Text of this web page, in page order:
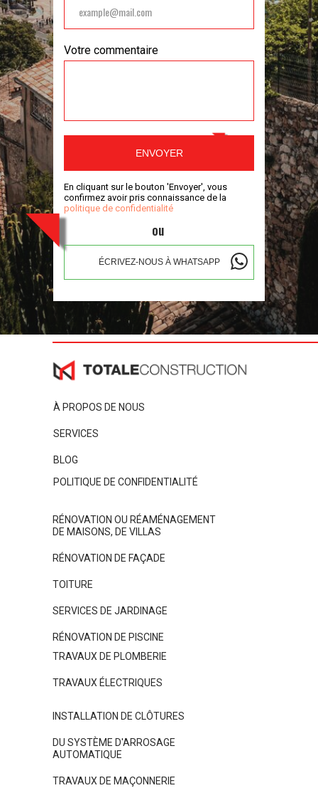
ou
Votre commentaire
ENVOYER
En cliquant sur le bouton 'Envoyer', vous
confirmez avoir pris connaissance de la
politique de confidentialité
ÉCRIVEZ-NOUS À WHATSAPP
À PROPOS DE NOUS
BLOG
POLITIQUE DE CONFIDENTIALITÉ
SERVICES
TOITURE
RÉNOVATION OU RÉAMÉNAGEMENT
DE MAISONS, DE VILLAS
SERVICES DE JARDINAGE
RÉNOVATION DE FAÇADE
RÉNOVATION DE PISCINE
INSTALLATION DE CLÔTURES
DU SYSTÈME D'ARROSAGE
AUTOMATIQUE
TRAVAUX DE MAÇONNERIE
TRAVAUX ÉLECTRIQUES
TRAVAUX DE PLOMBERIE